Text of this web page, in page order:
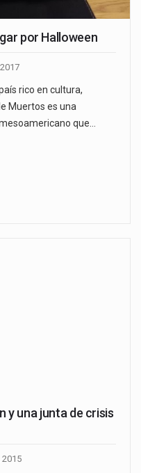
por Halloween
rico en cultura,
Muertos es una
que…
y una junta de crisis
2015